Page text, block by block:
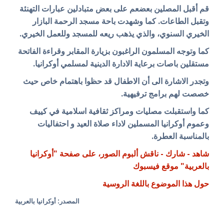
قم أقبل المصلين بعضعم على بعض متبادلين عبارات التهنئة
وتقبل الطاعات. كما وشهدت باحة مسجد الرحمة البازار
الخيري السنوي، والذي يذهب ريعه للمسجد وللعمل الخيري.
كما وتوجه المسلمون الراغبون بزيارة المقابر وقراءة الفاتحة
مستقلين باصات برعاية الادارة الدينية لمسلمي أوكرانيا.
وتجدر الاشارة الى أن الاطفال قد حظوا باهتمام خاص حيث
خصصت لهم برامج ترفيهية.
كما واستقبلت مصليات ومراكز ثقافية اسلامية في كييف
وعموم أوكرانيا المسملين لاداء صلاة العيد و احتفاليات
بالمناسبة العطرة.
شاهد - شارك - ناقش ألبوم الصور، على صفحة "أوكرانيا
بالعربية" موقع فيسبوك
حول هذا الموضوع باللغة الروسية
المصدر: أوكرانيا بالعربية